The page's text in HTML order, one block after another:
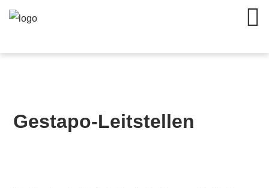
Gestapo-Leit­stellen